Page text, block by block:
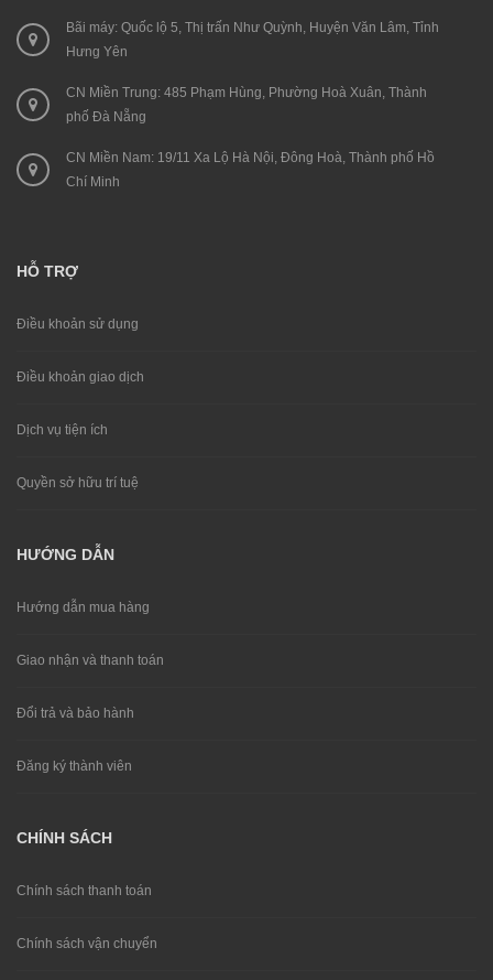
Bãi máy: Quốc lộ 5, Thị trấn Như Quỳnh, Huyện Văn Lâm, Tỉnh
Hưng Yên
CN Miền Trung: 485 Phạm Hùng, Phường Hoà Xuân, Thành
phố Đà Nẵng
CN Miền Nam: 19/11 Xa Lộ Hà Nội, Đông Hoà, Thành phố Hồ
Chí Minh
HỖ TRỢ
Điều khoản sử dụng
Điều khoản giao dịch
Dịch vụ tiện ích
Quyền sở hữu trí tuệ
HƯỚNG DẪN
Hướng dẫn mua hàng
Giao nhận và thanh toán
Đổi trả và bảo hành
Đăng ký thành viên
CHÍNH SÁCH
Chính sách thanh toán
Chính sách vận chuyển